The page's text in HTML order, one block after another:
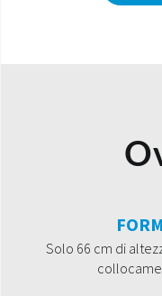
Solo 66 cm di